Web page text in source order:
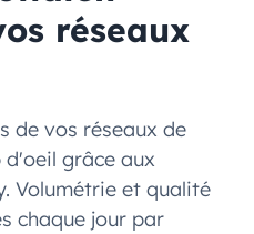
réseaux
de vos réseaux de
grâce aux
Volumétrie et qualité
chaque jour par